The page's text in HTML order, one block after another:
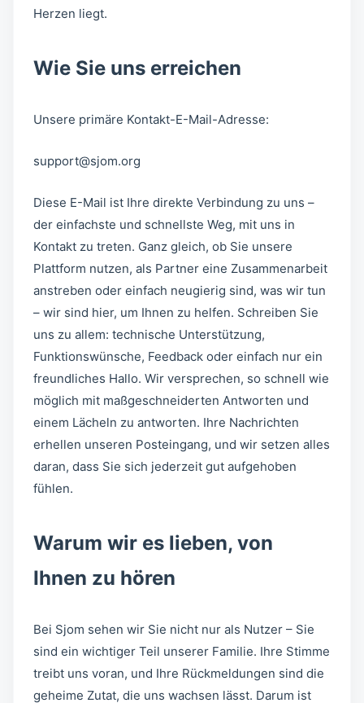
Herzen liegt.
Wie Sie uns erreichen
Unsere primäre Kontakt-E-Mail-Adresse:
support@sjom.org
Diese E-Mail ist Ihre direkte Verbindung zu uns –
der einfachste und schnellste Weg, mit uns in
Kontakt zu treten. Ganz gleich, ob Sie unsere
Plattform nutzen, als Partner eine Zusammenarbeit
anstreben oder einfach neugierig sind, was wir tun
– wir sind hier, um Ihnen zu helfen. Schreiben Sie
uns zu allem: technische Unterstützung,
Funktionswünsche, Feedback oder einfach nur ein
freundliches Hallo. Wir versprechen, so schnell wie
möglich mit maßgeschneiderten Antworten und
einem Lächeln zu antworten. Ihre Nachrichten
erhellen unseren Posteingang, und wir setzen alles
daran, dass Sie sich jederzeit gut aufgehoben
fühlen.
Warum wir es lieben, von
Ihnen zu hören
Bei Sjom sehen wir Sie nicht nur als Nutzer – Sie
sind ein wichtiger Teil unserer Familie. Ihre Stimme
treibt uns voran, und Ihre Rückmeldungen sind die
geheime Zutat, die uns wachsen lässt. Darum ist